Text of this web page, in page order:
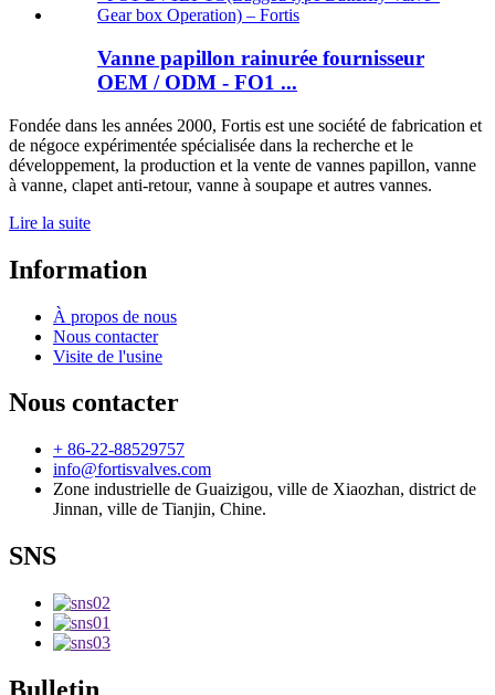
Vanne papillon rainurée fournisseur
OEM / ODM - FO1 ...
Fondée dans les années 2000, Fortis est une société de fabrication et
de négoce expérimentée spécialisée dans la recherche et le
développement, la production et la vente de vannes papillon, vanne
à vanne, clapet anti-retour, vanne à soupape et autres vannes.
Lire la suite
Information
À propos de nous
Nous contacter
Visite de l'usine
Nous contacter
+ 86-22-88529757
info@fortisvalves.com
Zone industrielle de Guaizigou, ville de Xiaozhan, district de
Jinnan, ville de Tianjin, Chine.
SNS